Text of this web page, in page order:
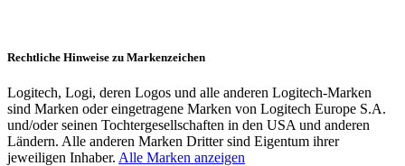
Rechtliche Hinweise zu Markenzeichen
Logitech, Logi, deren Logos und alle anderen Logitech-Marken
sind Marken oder eingetragene Marken von Logitech Europe S.A.
und/oder seinen Tochtergesellschaften in den USA und anderen
Ländern. Alle anderen Marken Dritter sind Eigentum ihrer
jeweiligen Inhaber. Alle Marken anzeigen